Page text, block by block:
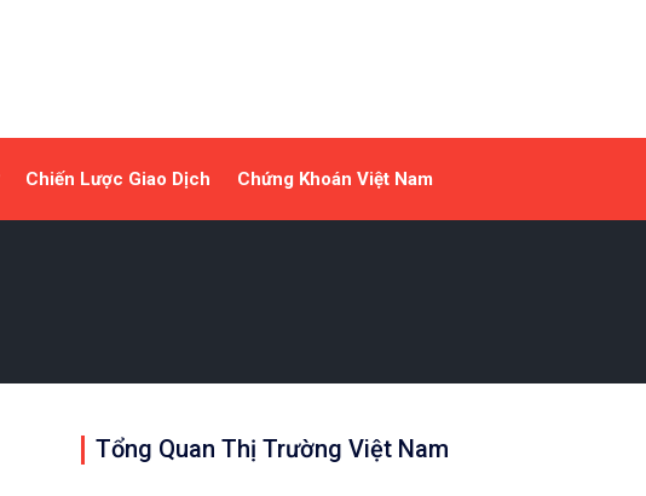
Chiến Lược Giao Dịch Chứng Khoán Việt Nam
Tổng Quan Thị Trường Việt Nam